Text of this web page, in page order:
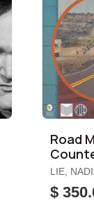
Road
Movie
LIE,
$